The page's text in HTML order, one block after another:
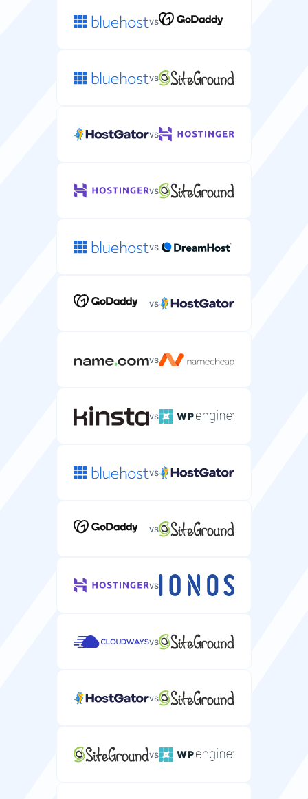
vs
vs
vs
vs
vs
vs
vs
vs
vs
vs
vs
vs
vs
vs